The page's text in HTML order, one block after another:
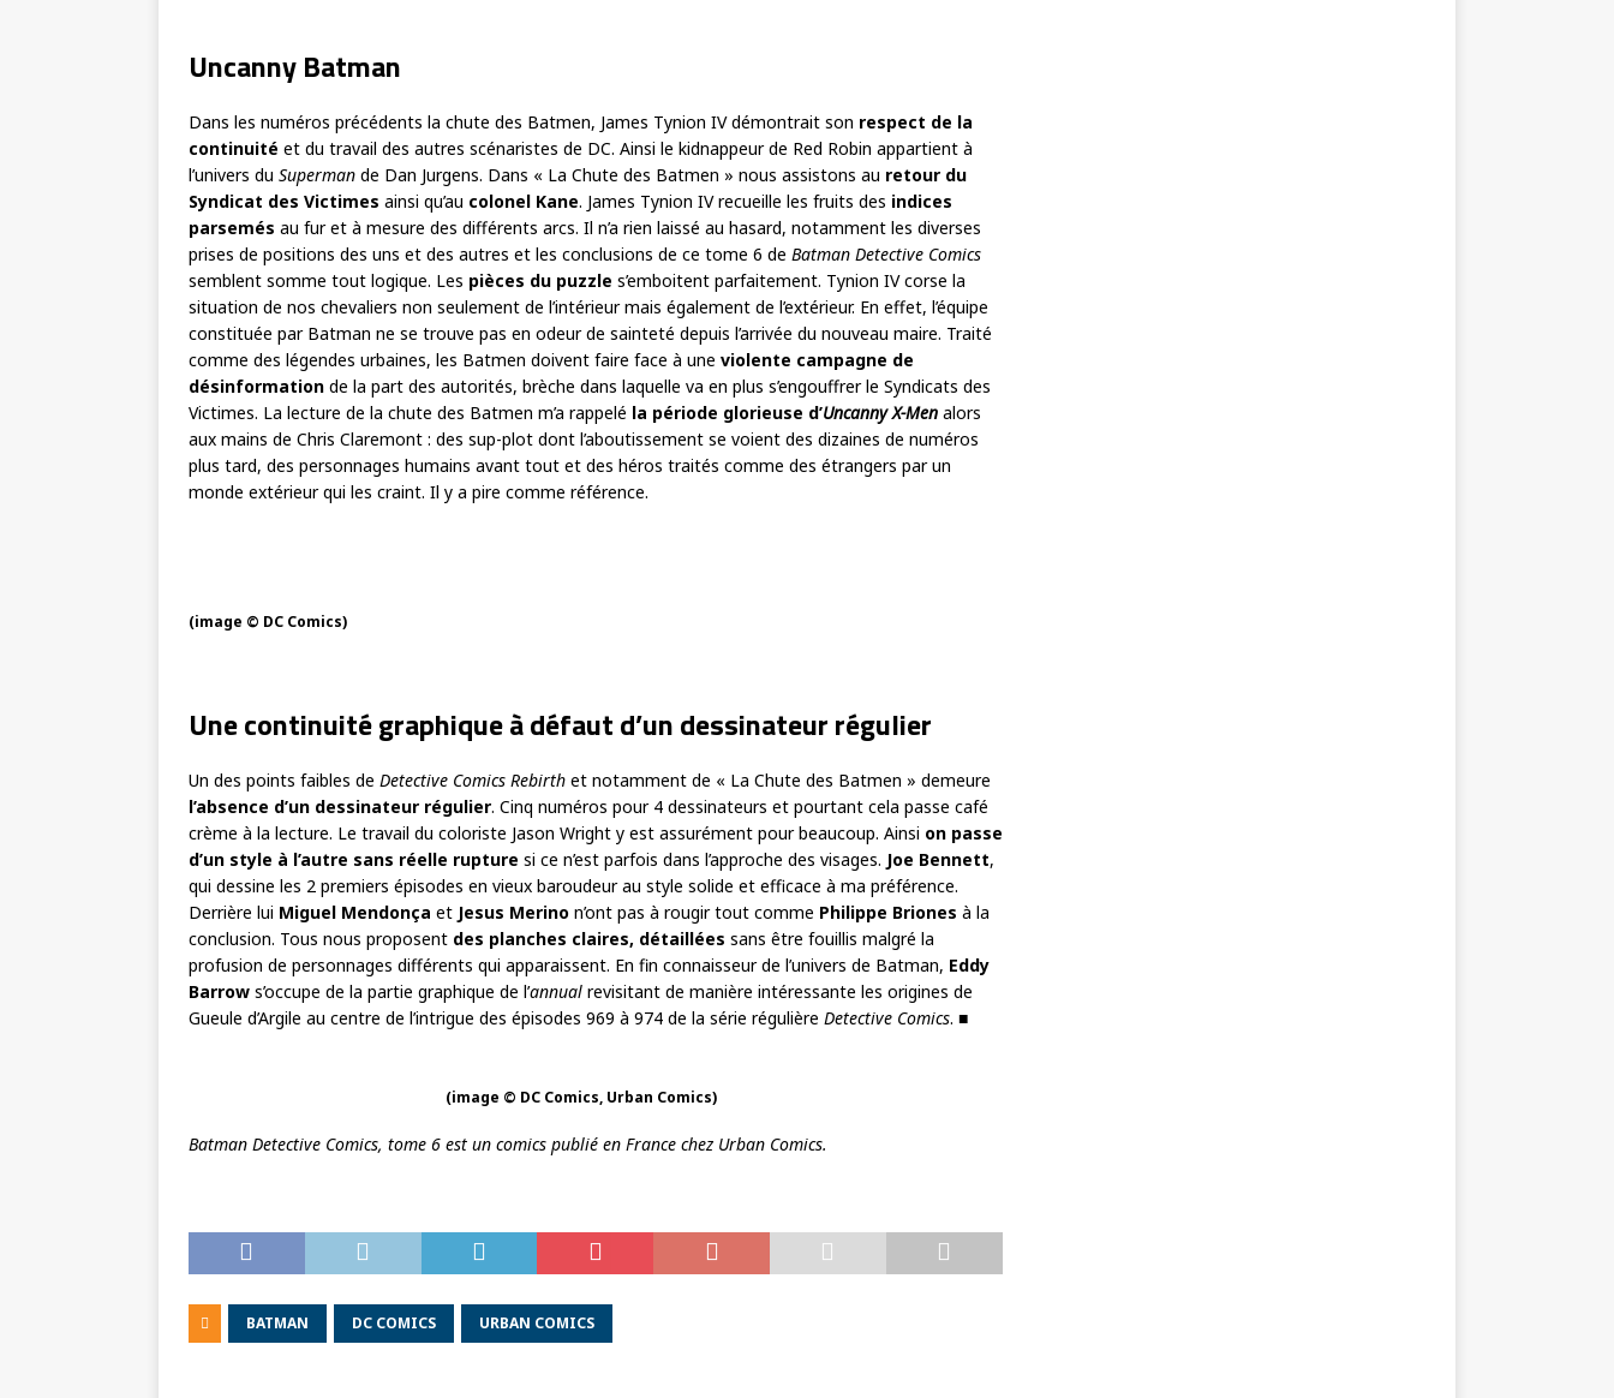
Uncanny Batman
Dans les numéros précédents la chute des Batmen, James Tynion IV démontrait son respect de la
continuité et du travail des autres scénaristes de DC. Ainsi le kidnappeur de Red Robin appartient à
l’univers du Superman de Dan Jurgens. Dans « La Chute des Batmen » nous assistons au retour du
Syndicat des Victimes ainsi qu’au colonel Kane. James Tynion IV recueille les fruits des indices
parsemés au fur et à mesure des différents arcs. Il n’a rien laissé au hasard, notamment les diverses
prises de positions des uns et des autres et les conclusions de ce tome 6 de Batman Detective Comics
semblent somme tout logique. Les pièces du puzzle s’emboitent parfaitement. Tynion IV corse la
situation de nos chevaliers non seulement de l’intérieur mais également de l’extérieur. En effet, l’équipe
constituée par Batman ne se trouve pas en odeur de sainteté depuis l’arrivée du nouveau maire. Traité
comme des légendes urbaines, les Batmen doivent faire face à une violente campagne de
désinformation de la part des autorités, brèche dans laquelle va en plus s’engouffrer le Syndicats des
Victimes. La lecture de la chute des Batmen m’a rappelé la période glorieuse d’Uncanny X-Men alors
aux mains de Chris Claremont : des sup-plot dont l’aboutissement se voient des dizaines de numéros
plus tard, des personnages humains avant tout et des héros traités comme des étrangers par un
monde extérieur qui les craint. Il y a pire comme référence.
(image © DC Comics)
Une continuité graphique à défaut d’un dessinateur régulier
Un des points faibles de Detective Comics Rebirth et notamment de « La Chute des Batmen » demeure
l’absence d’un dessinateur régulier. Cinq numéros pour 4 dessinateurs et pourtant cela passe café
crème à la lecture. Le travail du coloriste Jason Wright y est assurément pour beaucoup. Ainsi on passe
d’un style à l’autre sans réelle rupture si ce n’est parfois dans l’approche des visages. Joe Bennett,
qui dessine les 2 premiers épisodes en vieux baroudeur au style solide et efficace à ma préférence.
Derrière lui Miguel Mendonça et Jesus Merino n’ont pas à rougir tout comme Philippe Briones à la
conclusion. Tous nous proposent des planches claires, détaillées sans être fouillis malgré la
profusion de personnages différents qui apparaissent. En fin connaisseur de l’univers de Batman, Eddy
Barrow s’occupe de la partie graphique de l’annual revisitant de manière intéressante les origines de
Gueule d’Argile au centre de l’intrigue des épisodes 969 à 974 de la série régulière Detective Comics. ■
(image © DC Comics, Urban Comics)
Batman Detective Comics, tome 6 est un comics publié en France chez Urban Comics.
BATMAN DC COMICS URBAN COMICS